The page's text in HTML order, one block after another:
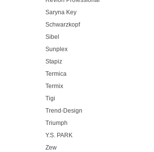
Saryna Key
Schwarzkopf
Sibel
Sunplex
Stapiz
Termica
Termix
Tigi
Trend-Design
Triumph
Y.S. PARK
Zew